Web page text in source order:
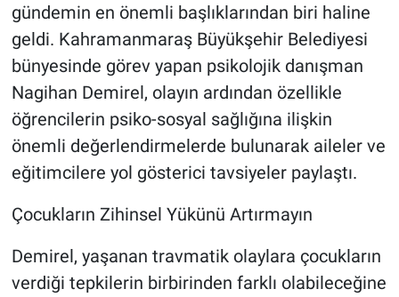
gündemin en önemli başlıklarından biri haline
geldi. Kahramanmaraş Büyükşehir Belediyesi
bünyesinde görev yapan psikolojik danışman
Nagihan Demirel, olayın ardından özellikle
öğrencilerin psiko-sosyal sağlığına ilişkin
önemli değerlendirmelerde bulunarak aileler ve
eğitimcilere yol gösterici tavsiyeler paylaştı.
Çocukların Zihinsel Yükünü Artırmayın
Demirel, yaşanan travmatik olaylara çocukların
verdiği tepkilerin birbirinden farklı olabileceğine